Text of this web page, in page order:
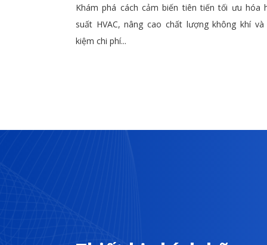
Khám phá cách cảm biến tiên tiến tối ưu hóa
suất HVAC, nâng cao chất lượng không khí
kiệm chi phí...